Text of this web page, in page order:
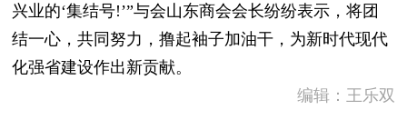
兴业的‘集结号!’”与会山东商会会长纷纷表示，将团
结一心，共同努力，撸起袖子加油干，为新时代现代
化强省建设作出新贡献。
编辑：王乐双